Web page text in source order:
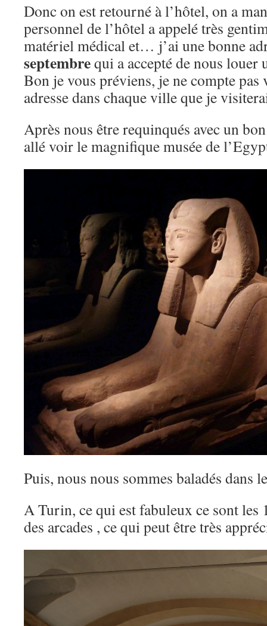
Donc on est retourné à l’hôtel, on a
personnel de l’hôtel a appelé très
matériel médical et… j’ai une bonne
septembrequi a accepté de nous
Bon je vous préviens, je ne compte pas
adresse dans chaque ville que je
Après nous être requinqués avec un
allé voir le magnifique musée de
Puis, nous nous sommes baladés dans
A Turin, ce qui est fabuleux ce sont les
des arcades , ce qui peut être très